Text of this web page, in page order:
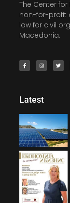
The Center
non-for-profit
law for civil
Macedonia.
Latest